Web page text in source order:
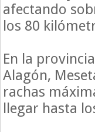
afectando
los 80
En la
Alagón,
rachas
llegar hasta